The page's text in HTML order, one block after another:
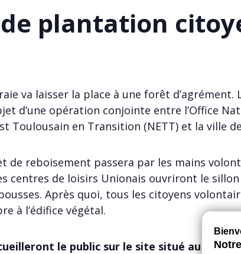
plantation
va laisser la place à une forêt d’agrément.
d’une opération conjointe entre l’Office
Toulousain en Transition (NETT) et la ville
reboisement passera par les mains
centres de loisirs Unionais ouvriront le
Après quoi, tous les citoyens
à l’édifice végétal.
le public sur le site situé au bout